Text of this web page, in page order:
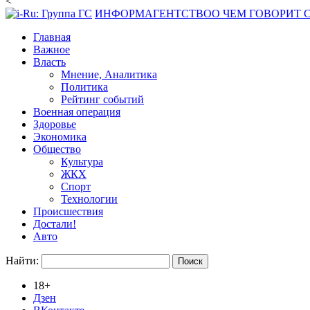
ИНФОРМАГЕНТСТВОО ЧЕМ ГОВОРИТ
Главная
Важное
Власть
Мнение, Аналитика
Политика
Рейтинг событий
Военная операция
Здоровье
Экономика
Общество
Культура
ЖКХ
Спорт
Технологии
Происшествия
Достали!
Авто
Найти:
18+
Дзен